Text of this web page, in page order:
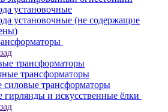
установочные
установочные (не содержащие
трансформаторы
трансформаторы
силовые трансформаторы
гирлянды и искусственные ёлки